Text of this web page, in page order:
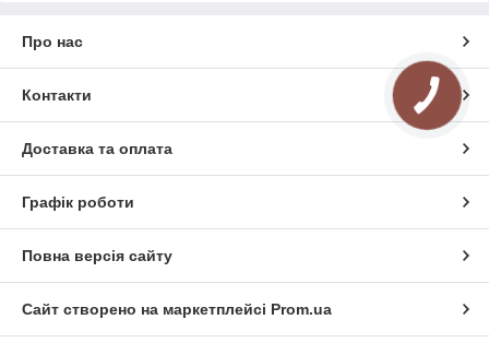
Про нас
Контакти
Доставка та оплата
Графік роботи
Повна версія сайту
Сайт створено на маркетплейсі Prom.ua